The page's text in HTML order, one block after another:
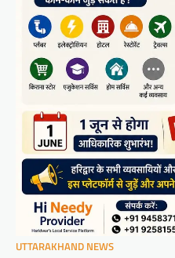
UTTARAKHAND NEWS